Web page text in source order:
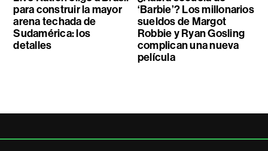
para construir la mayor
arena techada de
Sudamérica: los
detalles
‘Barbie’? Los millonarios
sueldos de Margot
Robbie y Ryan Gosling
complican una nueva
película